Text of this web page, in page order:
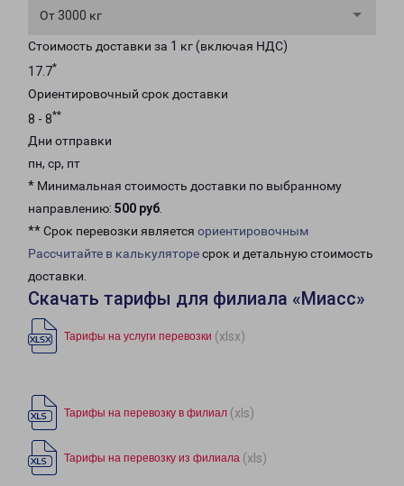
От 3000 кг
Стоимость доставки за 1 кг (включая НДС)
17.7*
Ориентировочный срок доставки
8 - 8**
Дни отправки
пн, ср, пт
* Минимальная стоимость доставки по выбранному
направлению: 500 руб.
** Срок перевозки является ориентировочным
Рассчитайте в калькуляторесрок и детальную стоимость
доставки.
Скачать тарифы для филиала «Миасс»
Тарифы на услуги перевозки (xlsx)
Тарифы на перевозку в филиал (xls)
Тарифы на перевозку из филиала (xls)